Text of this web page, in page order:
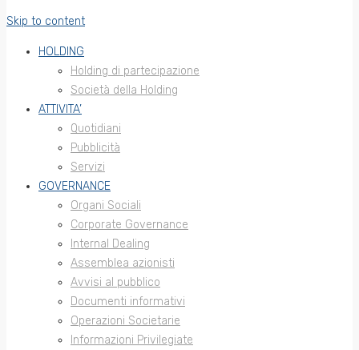
Skip to content
HOLDING
Holding di partecipazione
Società della Holding
ATTIVITA’
Quotidiani
Pubblicità
Servizi
GOVERNANCE
Organi Sociali
Corporate Governance
Internal Dealing
Assemblea azionisti
Avvisi al pubblico
Documenti informativi
Operazioni Societarie
Informazioni Privilegiate